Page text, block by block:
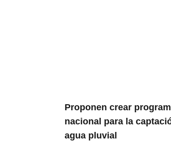
Proponen crear
nacional para la
agua pluvial